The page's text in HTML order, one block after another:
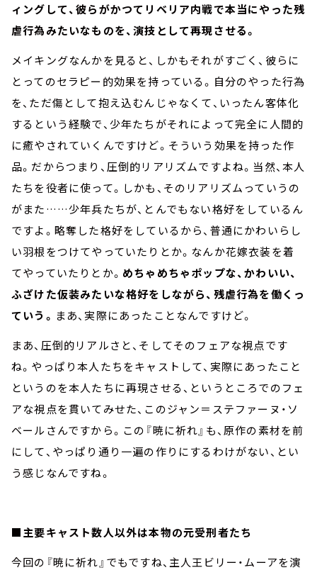
ィングして、彼らがかつてリベリア内戦で本当にやった残
虐行為みたいなものを、演技として再現させる。
メイキングなんかを見ると、しかもそれがすごく、彼らに
とってのセラピー的効果を持っている。自分のやった行為
を、ただ傷として抱え込むんじゃなくて、いったん客体化
するという経験で、少年たちがそれによって完全に人間的
に癒やされていくんですけど。そういう効果を持った作
品。だからつまり、圧倒的リアリズムですよね。当然、本人
たちを役者に使って。しかも、そのリアリズムっていうの
がまた……少年兵たちが、とんでもない格好をしているん
ですよ。略奪した格好をしているから、普通にかわいらし
い羽根をつけてやっていたりとか。なんか花嫁衣装を着
てやっていたりとか。 めちゃめちゃポップな、かわいい、
ふざけた仮装みたいな格好をしながら、残虐行為を働くっ
ていう。 まあ、実際にあったことなんですけど。
まあ、圧倒的リアルさと、そしてそのフェアな視点です
ね。やっぱり本人たちをキャストして、実際にあったこと
というのを本人たちに再現させる、というところでのフェ
アな視点を貫いてみせた、このジャン＝ステファーヌ・ソ
ベールさんですから。この『暁に祈れ』も、原作の素材を前
にして、やっぱり通り一遍の作りにするわけがない、とい
う感じなんですね。
■主要キャスト数人以外は本物の元受刑者たち
今回の『暁に祈れ』でもですね、主人王ビリー・ムーアを演